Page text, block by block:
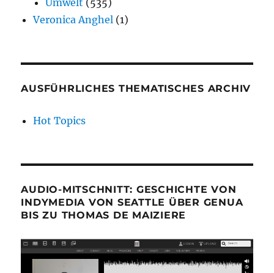
Veronica Anghel (1)
AUSFÜHRLICHES THEMATISCHES ARCHIV
Hot Topics
AUDIO-MITSCHNITT: GESCHICHTE VON
INDYMEDIA VON SEATTLE ÜBER GENUA
BIS ZU THOMAS DE MAIZIERE